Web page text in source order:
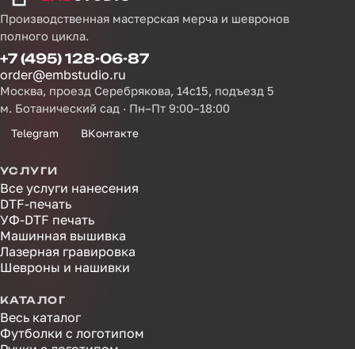
Производственная мастерская мерча и шевронов
полного цикла.
+7 (495) 128-06-87
order@embstudio.ru
Москва, проезд Серебрякова, 14с15, подъезд 5
м. Ботанический сад · Пн–Пт 9:00–18:00
Telegram ВКонтакте
УСЛУГИ
Все услуги нанесения
DTF-печать
УФ-DTF печать
Машинная вышивка
Лазерная гравировка
Шевроны и нашивки
КАТАЛОГ
Весь каталог
Футболки с логотипом